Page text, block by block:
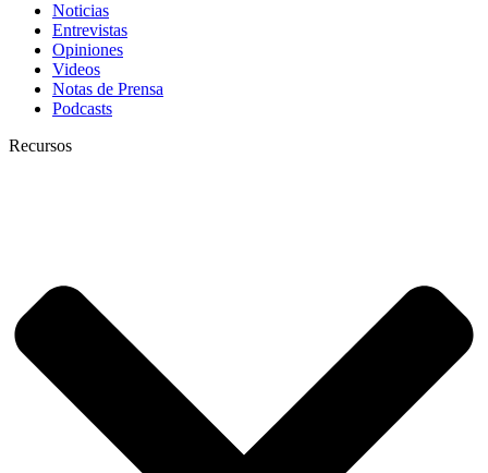
Noticias
Entrevistas
Opiniones
Videos
Notas de Prensa
Podcasts
Recursos